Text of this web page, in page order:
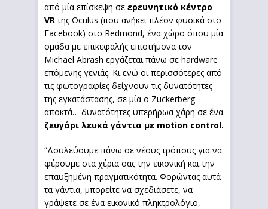
από μία επίσκεψη σε ερευνητικό κέντρο
VRτης Oculus (που ανήκει πλέον φυσικά στο
Facebook) στο Redmond, ένα χώρο όπου μία
ομάδα με επικεφαλής επιστήμονα τον
Michael Abrash εργάζεται πάνω σε hardware
επόμενης γενιάς. Κι ενώ οι περισσότερες από
τις φωτογραφίες δείχνουν τις δυνατότητες
της εγκατάστασης, σε μία ο Zuckerberg
αποκτά… δυνατότητες υπερήρωα χάρη σε ένα
ζευγάρι λευκά γάντια με motion control.
“Δουλεύουμε πάνω σε νέους τρόπους για να
φέρουμε στα χέρια σας την εικονική και την
επαυξημένη πραγματικότητα. Φορώντας αυτά
τα γάντια, μπορείτε να σχεδιάσετε, να
γράψετε σε ένα εικονικό πληκτρολόγιο,